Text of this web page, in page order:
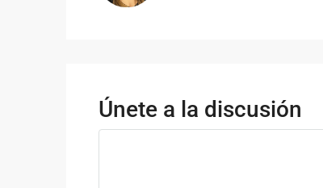
Únete a la discusión